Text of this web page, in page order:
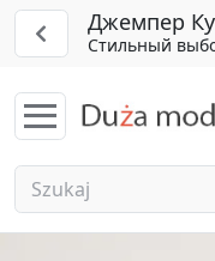
Джемпер
Стильный